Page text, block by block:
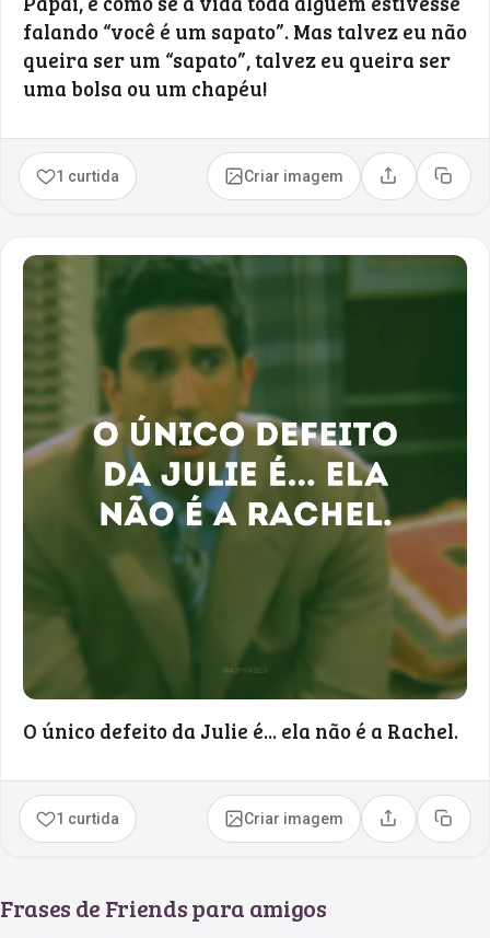
falando “você é um sapato”. Mas talvez eu não
queira ser um “sapato”, talvez eu queira ser
uma bolsa ou um chapéu!
1 curtida Criar imagem Compartilhar
Copiar
O único defeito da Julie é... ela não é a Rachel.
1 curtida Criar imagem Compartilhar
Copiar
Frases de Friends para amigos